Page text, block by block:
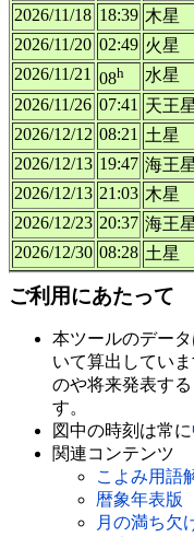
2026/11/18 18:39 木星
2026/11/20 02:49 火星
2026/11/21 08h 水星
2026/11/26 07:41 天王星
2026/12/12 08:21 土星
2026/12/13 19:47 海王星
2026/12/13 21:03 木星
2026/12/23 20:37 海王星
2026/12/30 08:28 土星
ご利用にあたって
本ツールのデー
いて算出してい
のや将来発表す
す。
図中の時刻は常に
関連コンテンツ
こよみ用語
暦象年表版
月の満ち欠